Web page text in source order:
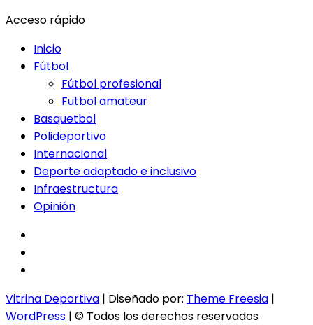
Acceso rápido
Inicio
Fútbol
Fútbol profesional
Futbol amateur
Basquetbol
Polideportivo
Internacional
Deporte adaptado e inclusivo
Infraestructura
Opinión
Vitrina Deportiva | Diseñado por: Theme Freesia |
WordPress | © Todos los derechos reservados